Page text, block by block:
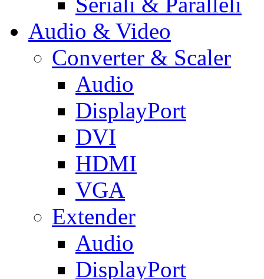
Audio & Video
Converter & Scaler
Audio
DisplayPort
DVI
HDMI
VGA
Extender
Audio
DisplayPort